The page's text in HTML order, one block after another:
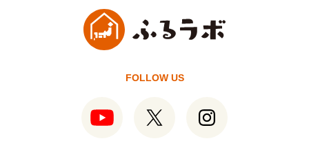
FOLLOW US